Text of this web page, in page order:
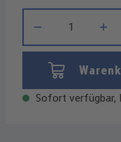
Sofort verfügbar,